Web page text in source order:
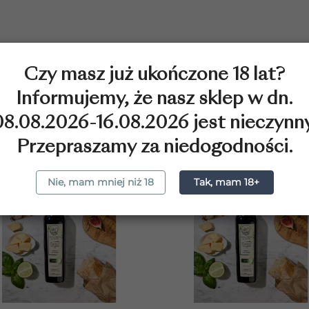
ZAINTERESOWAĆ
favorite_border
Czy masz już ukończone 18 lat?
Informujemy, że nasz sklep w dn.
16.08.2026 jest
Przepraszamy za niedogodności.
Nie, mam mniej niż 18 Tak, mam 18+